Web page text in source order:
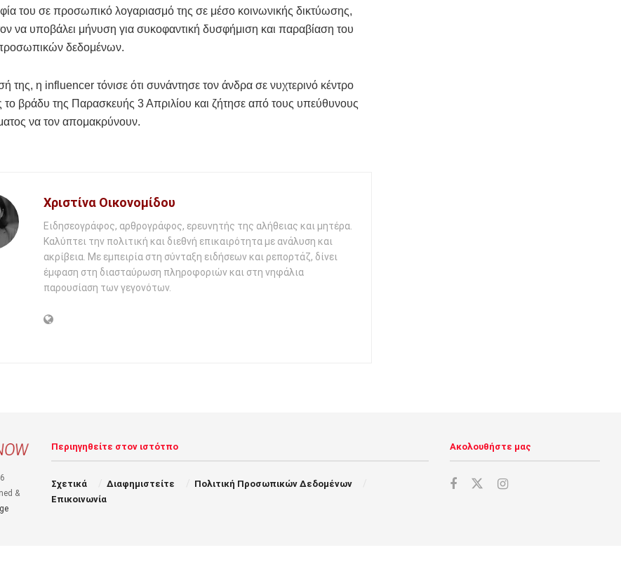
του σε προσωπικό λογαριασμό της σε μέσο κοινωνικής δικτύωσης,
να υποβάλει μήνυση για συκοφαντική δυσφήμιση και παραβίαση του
δεδομένων.
της, η influencer τόνισε ότι συνάντησε τον άνδρα σε νυχτερινό κέντρο
το βράδυ της Παρασκευής 3 Απριλίου και ζήτησε από τους υπεύθυνους
να τον απομακρύνουν.
Χριστίνα Οικονομίδου
Ειδησεογράφος, αρθρογράφος, ερευνητής της αλήθειας και μητέρα.
Καλύπτει την πολιτική και διεθνή επικαιρότητα με ανάλυση και
ακρίβεια. Με εμπειρία στη σύνταξη ειδήσεων και ρεπορτάζ, δίνει
έμφαση στη διασταύρωση πληροφοριών και στη νηφάλια
παρουσίαση των γεγονότων.
&
Περιηγηθείτε στον ιστότπο
Σχετικά Διαφημιστείτε
Πολιτική Προσωπικών Δεδομένων
Επικοινωνία
Ακολουθήστε μας